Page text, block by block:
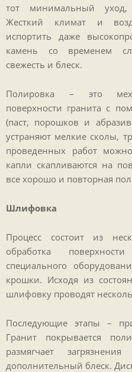
тот минимальный
Жесткий климат и
испортить даже
камень со временем
свежесть и блеск.
Полировка – это
поверхности гранита с
(паст, порошков и
устраняют мелкие сколы,
проведенных работ
капли скапливаются на
все хорошо и повторная
Шлифовка
Процесс состоит из
обработка
специального
крошки. Исходя из
шлифовку проводят
Последующие этапы –
Гранит покрывается
размягчает
дополнительный блеск.